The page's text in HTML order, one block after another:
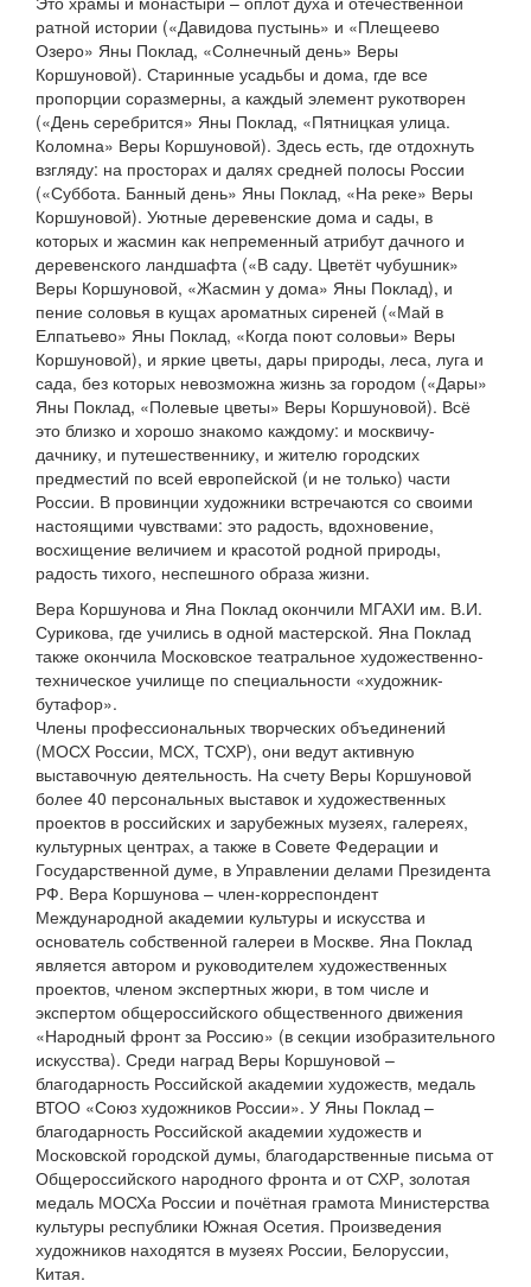
ратной истории («Давидова пустынь» и «Плещеево
Озеро» Яны Поклад, «Солнечный день» Веры
Коршуновой). Старинные усадьбы и дома, где все
пропорции соразмерны, а каждый элемент рукотворен
(«День серебрится» Яны Поклад, «Пятницкая улица.
Коломна» Веры Коршуновой). Здесь есть, где отдохнуть
взгляду: на просторах и далях средней полосы России
(«Суббота. Банный день» Яны Поклад, «На реке» Веры
Коршуновой). Уютные деревенские дома и сады, в
которых и жасмин как непременный атрибут дачного и
деревенского ландшафта («В саду. Цветёт чубушник»
Веры Коршуновой, «Жасмин у дома» Яны Поклад), и
пение соловья в кущах ароматных сиреней («Май в
Елпатьево» Яны Поклад, «Когда поют соловьи» Веры
Коршуновой), и яркие цветы, дары природы, леса, луга и
сада, без которых невозможна жизнь за городом («Дары»
Яны Поклад, «Полевые цветы» Веры Коршуновой). Всё
это близко и хорошо знакомо каждому: и москвичу-
дачнику, и путешественнику, и жителю городских
предместий по всей европейской (и не только) части
России. В провинции художники встречаются со своими
настоящими чувствами: это радость, вдохновение,
восхищение величием и красотой родной природы,
радость тихого, неспешного образа жизни.
Вера Коршунова и Яна Поклад окончили МГАХИ им. В.И.
Сурикова, где учились в одной мастерской. Яна Поклад
также окончила Московское театральное художественно-
техническое училище по специальности «художник-
бутафор».
Члены профессиональных творческих объединений
(МОСХ России, МСХ, ТСХР), они ведут активную
выставочную деятельность. На счету Веры Коршуновой
более 40 персональных выставок и художественных
проектов в российских и зарубежных музеях, галереях,
культурных центрах, а также в Совете Федерации и
Государственной думе, в Управлении делами Президента
РФ. Вера Коршунова – член-корреспондент
Международной академии культуры и искусства и
основатель собственной галереи в Москве. Яна Поклад
является автором и руководителем художественных
проектов, членом экспертных жюри, в том числе и
экспертом общероссийского общественного движения
«Народный фронт за Россию» (в секции изобразительного
искусства). Среди наград Веры Коршуновой –
благодарность Российской академии художеств, медаль
ВТОО «Союз художников России». У Яны Поклад –
благодарность Российской академии художеств и
Московской городской думы, благодарственные письма от
Общероссийского народного фронта и от СХР, золотая
медаль МОСХа России и почётная грамота Министерства
культуры республики Южная Осетия. Произведения
художников находятся в музеях России, Белоруссии,
Китая.